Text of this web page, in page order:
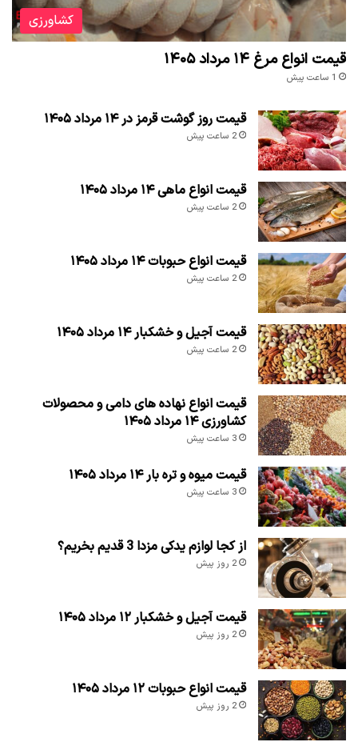
کشاورزی
قیمت انواع مرغ ۱۴ مرداد ۱۴۰۵
1 ساعت پیش
قیمت روز گوشت قرمز در ۱۴ مرداد ۱۴۰۵
2 ساعت پیش
قیمت انواع ماهی ۱۴ مرداد ۱۴۰۵
2 ساعت پیش
قیمت انواع حبوبات ۱۴ مرداد ۱۴۰۵
2 ساعت پیش
قیمت آجیل و خشکبار ۱۴ مرداد ۱۴۰۵
2 ساعت پیش
قیمت انواع نهاده های دامی و محصولات
کشاورزی ۱۴ مرداد ۱۴۰۵
3 ساعت پیش
قیمت میوه و تره بار ۱۴ مرداد ۱۴۰۵
3 ساعت پیش
از کجا لوازم یدکی مزدا 3 قدیم بخریم؟
2 روز پیش
قیمت آجیل و خشکبار ۱۲ مرداد ۱۴۰۵
2 روز پیش
قیمت انواع حبوبات ۱۲ مرداد ۱۴۰۵
2 روز پیش